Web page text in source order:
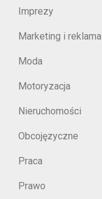
Imprezy
Marketing i reklama
Moda
Motoryzacja
Nieruchomości
Obcojęzyczne
Praca
Prawo